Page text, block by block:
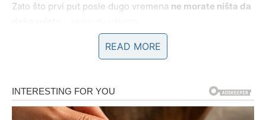
Zato što prvi put posle dugo vremena ne morate ništa da
BIK – VIKEND UŽIVANJA,
ŽIVOTNIH RADOSTI
READ MORE